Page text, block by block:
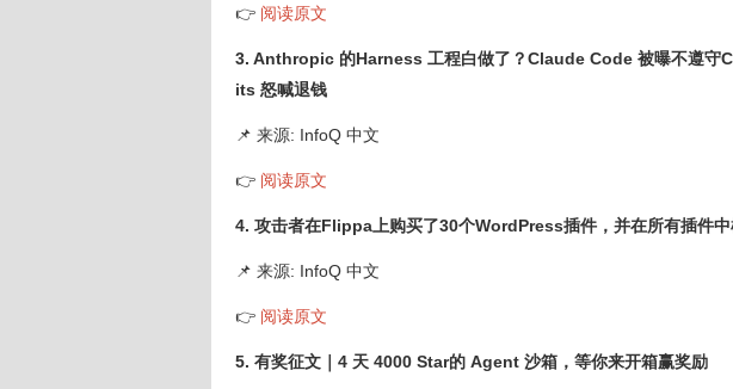
👉 阅读原文
3. Anthropic 的Harness 工程白做了？Claude Code 被曝不遵守
its 怒喊退钱
📌 来源: InfoQ 中文
👉 阅读原文
4. 攻击者在Flippa上购买了30个WordPress插件，并在所有插件中
📌 来源: InfoQ 中文
👉 阅读原文
5. 有奖征文｜4 天 4000 Star的 Agent 沙箱，等你来开箱赢奖励